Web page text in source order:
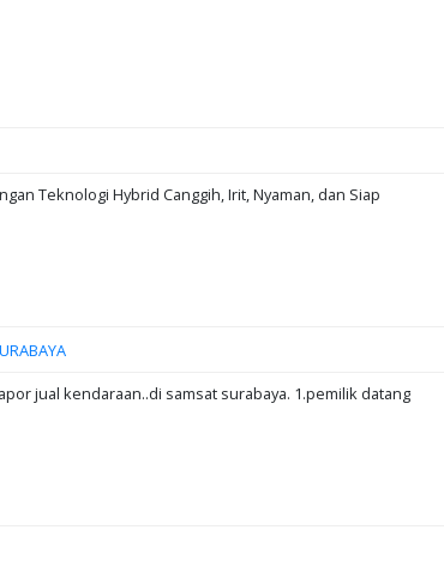
Teknologi Hybrid Canggih, Irit, Nyaman, dan Siap
lapor jual kendaraan..di samsat surabaya. 1.pemilik datang